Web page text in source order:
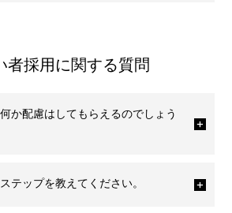
者採用に関する質問
か配慮はしてもらえるのでしょう
テップを教えてください。